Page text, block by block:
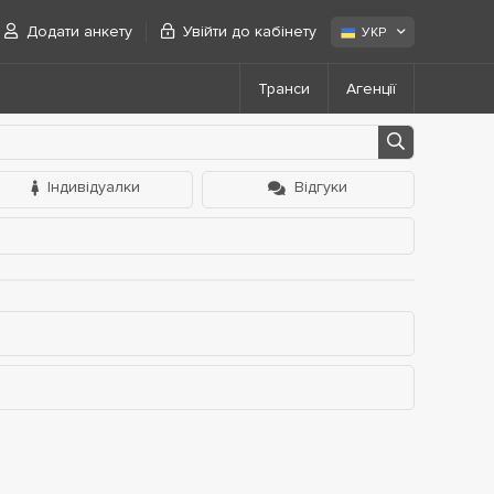
Додати анкету Увійти до кабінету УКР
Транси Агенції
Індивідуалки Відгуки